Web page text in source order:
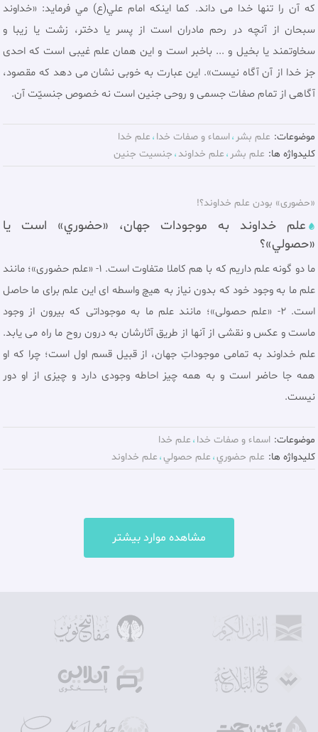
كه آن را تنها خدا مى داند. کما اینکه امام علي(ع) مي فرمايد: «خداوند
سبحان از آنچه در رحم مادران است از پسر يا دختر، زشت يا زيبا و
سخاوتمند يا بخيل و ... باخبر است و اين همان علم غيبى است كه احدى
جز خدا از آن آگاه نيست». اين عبارت به خوبى نشان مى دهد كه مقصود،
آگاهى از تمام صفات جسمى و روحى جنين است نه خصوص جنسيّت آن.
موضوعات: علم بشر اسماء و صفات خدا علم خدا
کلیدواژه ها: علم بشر علم خداوند جنسيت جنين
«حضوری» بودن علم خداوند؟!
علم خداوند به موجودات جهان، «حضوري» است يا
«حصولي»؟
ما دو گونه علم داريم كه با هم كاملا متفاوت است. 1- «علم حضوری»؛ مانند
علم ما به وجود خود که بدون نياز به هيچ واسطه اى اين علم براى ما حاصل
است. 2- «علم حصولی»؛ مانند علم ما به موجوداتى كه بيرون از وجود
ماست و عكس و نقشى از آنها از طريق آثارشان به درون روح ما راه مى يابد.
علم خداوند به تمامى موجوداتِ جهان، از قبيل قسم اول است؛ چرا كه او
همه جا حاضر است و به همه چيز احاطه وجودى دارد و چيزى از او دور
نيست.
موضوعات: اسماء و صفات خدا علم خدا
کلیدواژه ها: علم حضوري علم حصولي علم خداوند
مشاهده موارد بیشتر